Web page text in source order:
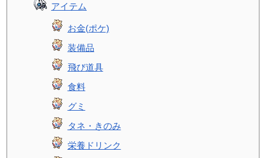
アイテム
お金(ポケ)
装備品
飛び道具
食料
グミ
タネ・きのみ
栄養ドリンク